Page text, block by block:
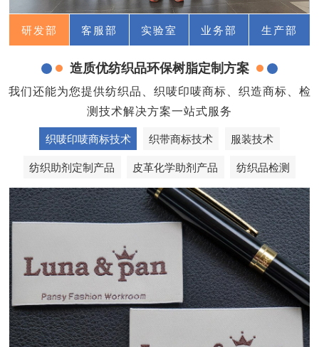
研发部 客服部 实验室 业务部 生产部
造质优纺织品环保树脂定制方案
我们还能为您提供纺织品、织唛印唛商标、织造商标、检
测技术解决方案一站式服务
织唛印唛商标技术 织带商标技术 服装技术
纺织助剂定制产品 皮革化学助剂产品 纺织品检测